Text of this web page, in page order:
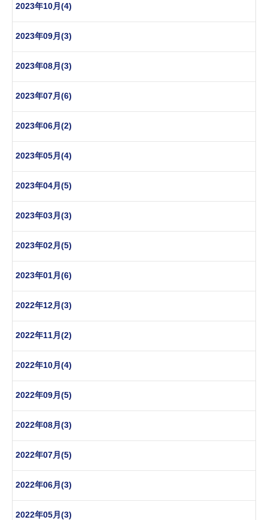
2023年10月(4)
2023年09月(3)
2023年08月(3)
2023年07月(6)
2023年06月(2)
2023年05月(4)
2023年04月(5)
2023年03月(3)
2023年02月(5)
2023年01月(6)
2022年12月(3)
2022年11月(2)
2022年10月(4)
2022年09月(5)
2022年08月(3)
2022年07月(5)
2022年06月(3)
2022年05月(3)